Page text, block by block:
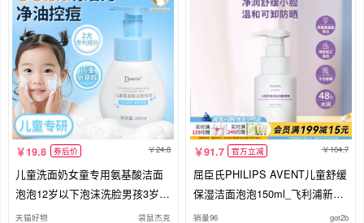
19.8 券后价 24.8
儿童洗面奶女童专用氨基酸洁面
泡泡12岁以下泡沫洗脸男孩3岁专
用
天猫好物 袋鼠杰克
91.7 官方立减 104.7
屈臣氏PHILIPS AVENT儿童舒缓
保湿洁面泡泡150ml_飞利浦新安
怡
销量96 got2b